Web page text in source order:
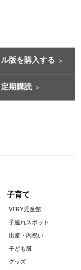
版を購入する
定期購読
子育て
VERY児童館
子連れスポット
出産・内祝い
子ども服
グッズ